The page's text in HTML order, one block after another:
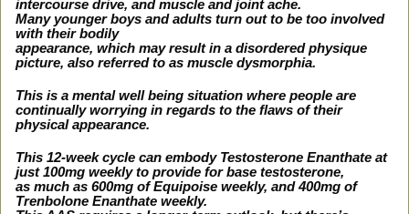
intercourse drive, and muscle and joint ache.
Many younger boys and adults turn out to be too involved
with their bodily
appearance, which may result in a disordered physique
picture, also referred to as muscle dysmorphia.
This is a mental well being situation where people are
continually worrying in regards to the flaws of their
physical appearance.
This 12-week cycle can embody Testosterone Enanthate at
just 100mg weekly to provide for base testosterone,
as much as 600mg of Equipoise weekly, and 400mg of
Trenbolone Enanthate weekly.